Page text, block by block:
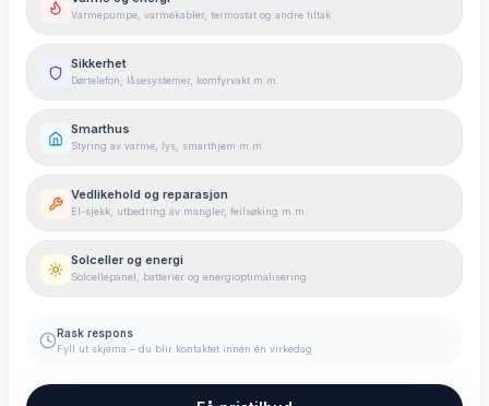
Varmepumpe, varmekabler, termostat og andre tiltak
Sikkerhet
Dørtelefon, låsesystemer, komfyrvakt m.m.
Smarthus
Styring av varme, lys, smarthjem m.m.
Vedlikehold og reparasjon
El-sjekk, utbedring av mangler, feilsøking m.m.
Solceller og energi
Solcellepanel, batterier og energioptimalisering
Rask respons
Fyll ut skjema – du blir kontaktet innen én virkedag